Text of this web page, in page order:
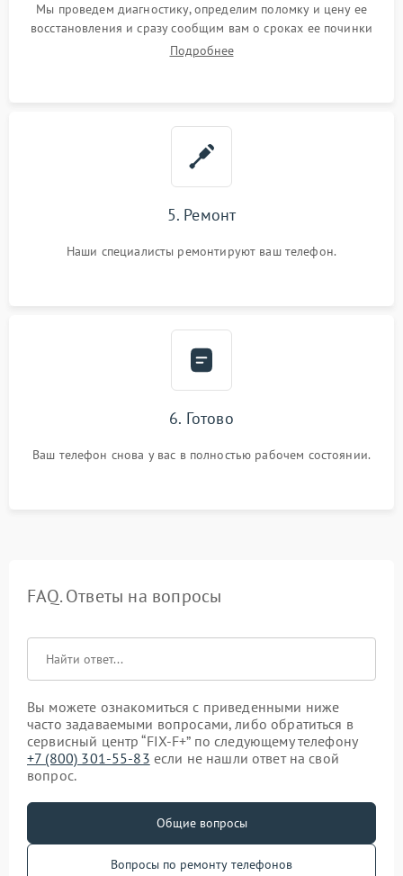
Мы проведем диагностику, определим поломку и цену ее
восстановления и сразу сообщим вам о сроках ее починки
Подробнее
5. Ремонт
Наши специалисты ремонтируют ваш телефон.
6. Готово
Ваш телефон снова у вас в полностью рабочем состоянии.
FAQ. Ответы на вопросы
Вы можете ознакомиться с приведенными ниже
часто задаваемыми вопросами, либо обратиться в
сервисный центр “FIX-F+” по следующему телефону
+7 (800) 301-55-83 если не нашли ответ на свой
вопрос.
Общие вопросы
Вопросы по ремонту телефонов